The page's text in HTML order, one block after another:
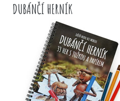
DUBÁNČÍ HERNÍK